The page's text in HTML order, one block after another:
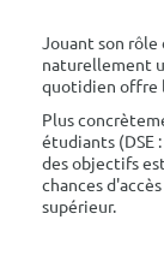
Jouant son rôle
naturellement
quotidien offre
Plus
étudiants (DSE
des objectifs
chances
supérieur.